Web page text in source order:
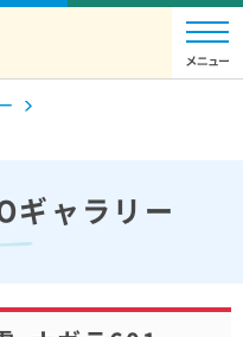
ギャラリー